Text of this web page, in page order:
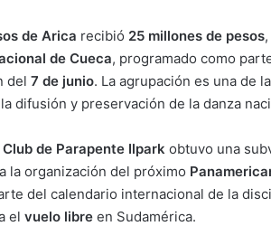
de Arica recibió 25 millones de pesos
de Cueca, programado como
del 7 de junio. La agrupación es una de
difusión y preservación de la danza
Club de Parapente Ilpark obtuvo una
la organización del próximo
del calendario internacional de la
el vuelo libre en Sudamérica.